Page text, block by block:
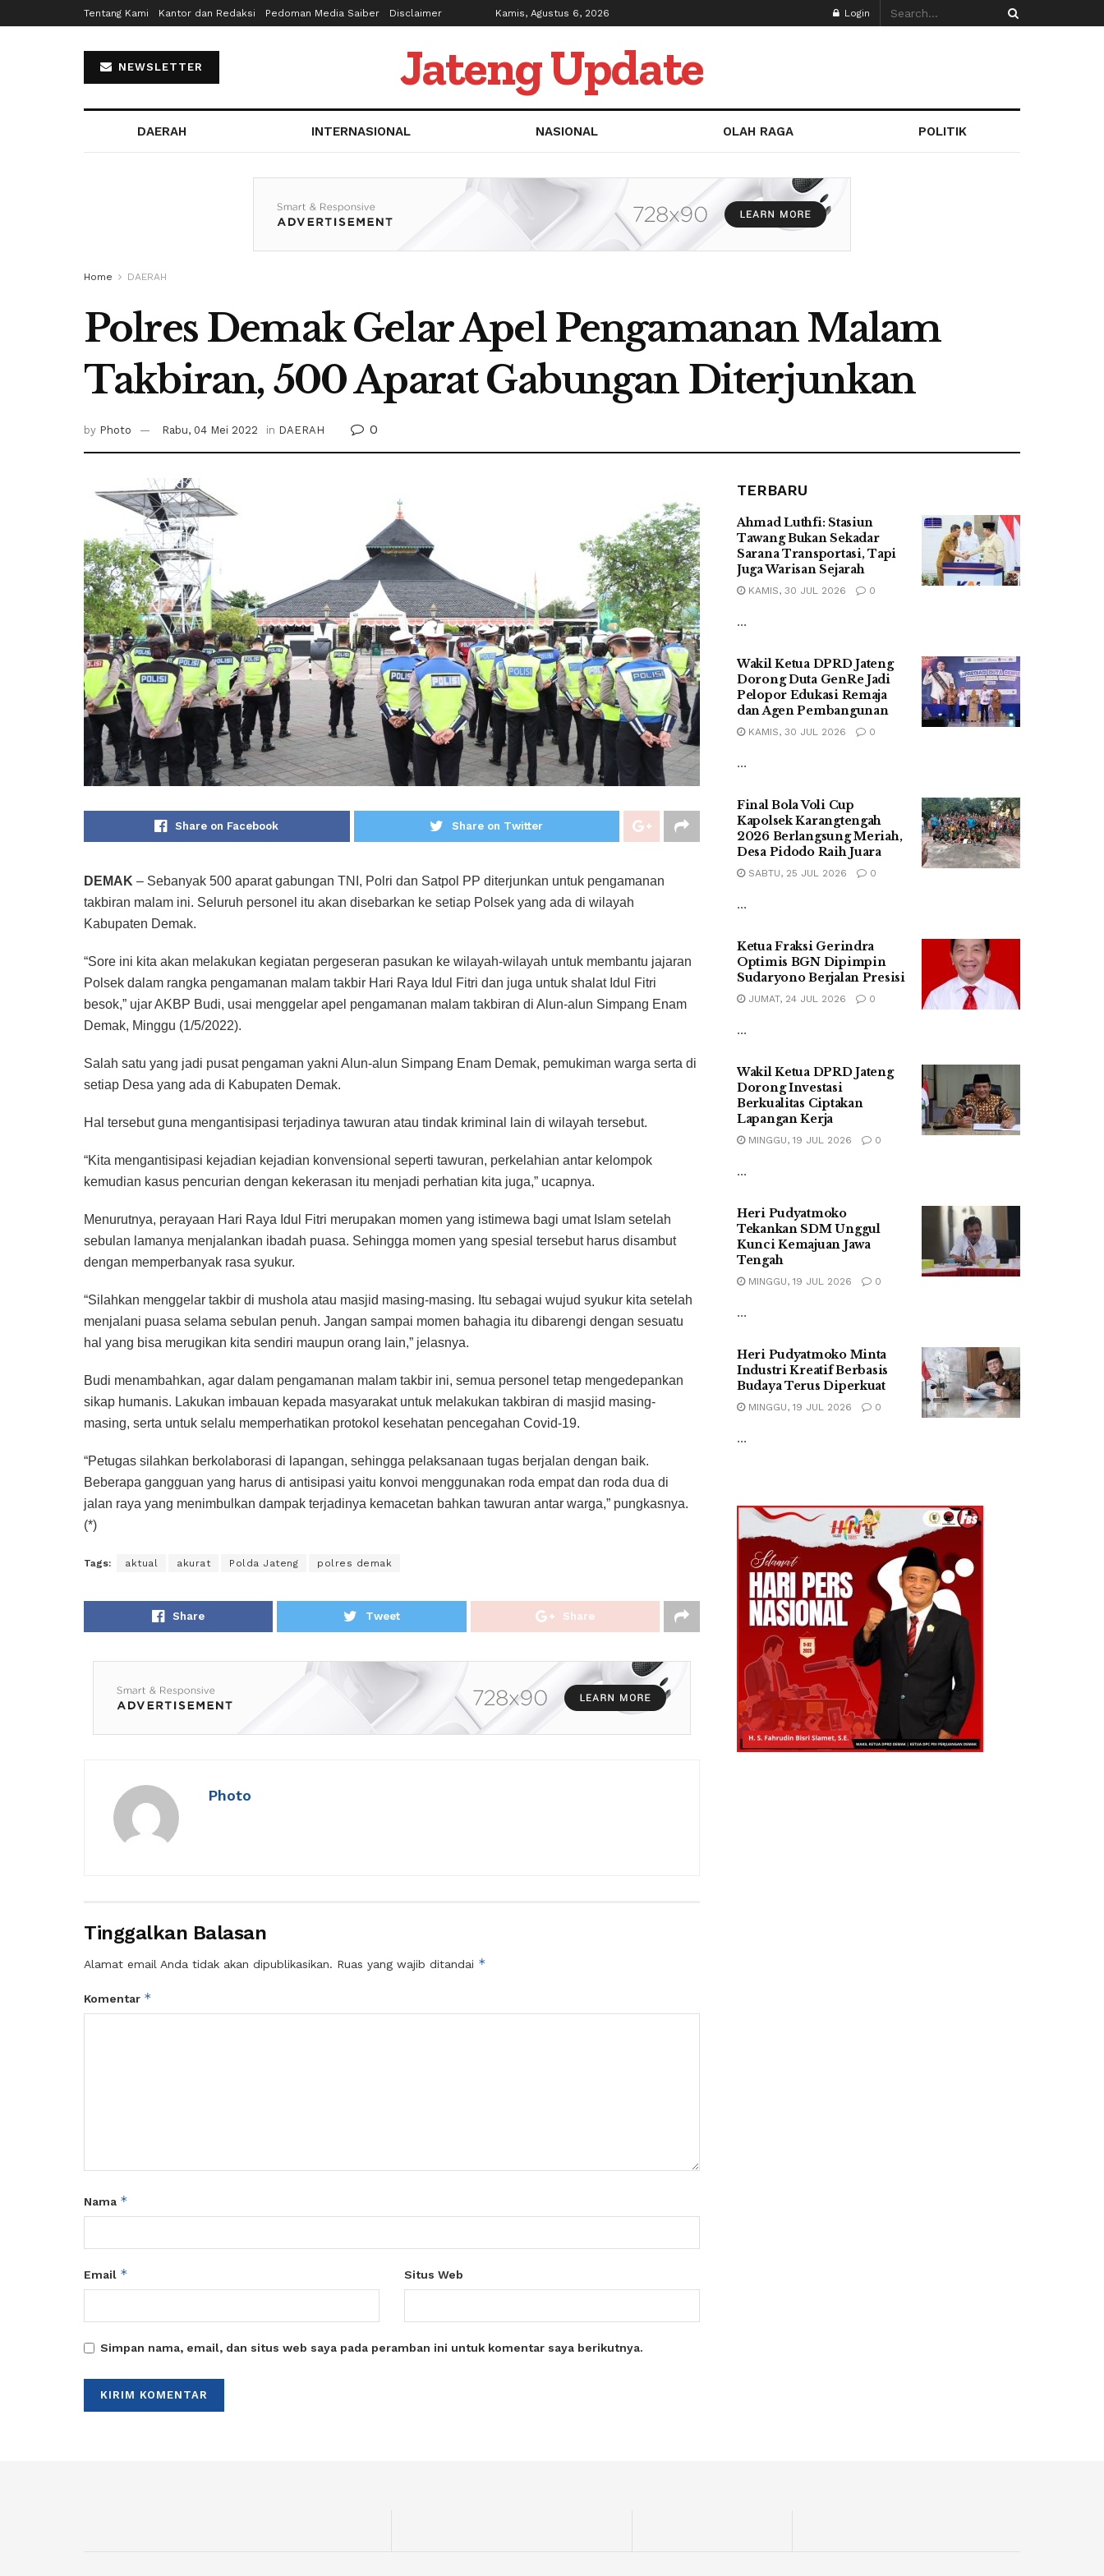
Tentang Kami Kantor dan Redaksi Pedoman Media Saiber Disclaimer Kamis, Agustus 6, 2026 Login
NEWSLETTER Jateng Update
DAERAH INTERNASIONAL NASIONAL OLAH RAGA POLITIK
Home DAERAH
Polres Demak Gelar Apel Pengamanan Malam
Takbiran, 500 Aparat Gabungan Diterjunkan
by Photo Rabu, 04 Mei 2022 in DAERAH 0
Share on Facebook Share on Twitter
DEMAK – Sebanyak 500 aparat gabungan TNI, Polri dan Satpol PP diterjunkan untuk pengamanan
takbiran malam ini. Seluruh personel itu akan disebarkan ke setiap Polsek yang ada di wilayah
Kabupaten Demak.
“Sore ini kita akan melakukan kegiatan pergeseran pasukan ke wilayah-wilayah untuk membantu jajaran
Polsek dalam rangka pengamanan malam takbir Hari Raya Idul Fitri dan juga untuk shalat Idul Fitri
besok,” ujar AKBP Budi, usai menggelar apel pengamanan malam takbiran di Alun-alun Simpang Enam
Demak, Minggu (1/5/2022).
Salah satu yang jadi pusat pengaman yakni Alun-alun Simpang Enam Demak, pemukiman warga serta di
setiap Desa yang ada di Kabupaten Demak.
Hal tersebut guna mengantisipasi terjadinya tawuran atau tindak kriminal lain di wilayah tersebut.
“Kita mengantisipasi kejadian kejadian konvensional seperti tawuran, perkelahian antar kelompok
kemudian kasus pencurian dengan kekerasan itu menjadi perhatian kita juga,” ucapnya.
Menurutnya, perayaan Hari Raya Idul Fitri merupakan momen yang istimewa bagi umat Islam setelah
sebulan lamanya menjalankan ibadah puasa. Sehingga momen yang spesial tersebut harus disambut
dengan memperbanyak rasa syukur.
“Silahkan menggelar takbir di mushola atau masjid masing-masing. Itu sebagai wujud syukur kita setelah
menjalani puasa selama sebulan penuh. Jangan sampai momen bahagia itu dibarengi dengan sesuatu
hal yang bisa merugikan kita sendiri maupun orang lain,” jelasnya.
Budi menambahkan, agar dalam pengamanan malam takbir ini, semua personel tetap mengedepankan
sikap humanis. Lakukan imbauan kepada masyarakat untuk melakukan takbiran di masjid masing-
masing, serta untuk selalu memperhatikan protokol kesehatan pencegahan Covid-19.
“Petugas silahkan berkolaborasi di lapangan, sehingga pelaksanaan tugas berjalan dengan baik.
Beberapa gangguan yang harus di antisipasi yaitu konvoi menggunakan roda empat dan roda dua di
jalan raya yang menimbulkan dampak terjadinya kemacetan bahkan tawuran antar warga,” pungkasnya.
(*)
Tags: aktual akurat Polda Jateng polres demak
Share Tweet Share
Photo
Tinggalkan Balasan
Alamat email Anda tidak akan dipublikasikan. Ruas yang wajib ditandai *
Komentar *
Nama *
Email * Situs Web
Simpan nama, email, dan situs web saya pada peramban ini untuk komentar saya berikutnya.
TERBARU
Ahmad Luthfi: Stasiun
Tawang Bukan Sekadar
Sarana Transportasi, Tapi
Juga Warisan Sejarah
KAMIS, 30 JUL 2026 0
...
Wakil Ketua DPRD Jateng
Dorong Duta GenRe Jadi
Pelopor Edukasi Remaja
dan Agen Pembangunan
KAMIS, 30 JUL 2026 0
...
Final Bola Voli Cup
Kapolsek Karangtengah
2026 Berlangsung Meriah,
Desa Pidodo Raih Juara
SABTU, 25 JUL 2026 0
...
Ketua Fraksi Gerindra
Optimis BGN Dipimpin
Sudaryono Berjalan Presisi
JUMAT, 24 JUL 2026 0
...
Wakil Ketua DPRD Jateng
Dorong Investasi
Berkualitas Ciptakan
Lapangan Kerja
MINGGU, 19 JUL 2026 0
...
Heri Pudyatmoko
Tekankan SDM Unggul
Kunci Kemajuan Jawa
Tengah
MINGGU, 19 JUL 2026 0
...
Heri Pudyatmoko Minta
Industri Kreatif Berbasis
Budaya Terus Diperkuat
MINGGU, 19 JUL 2026 0
...